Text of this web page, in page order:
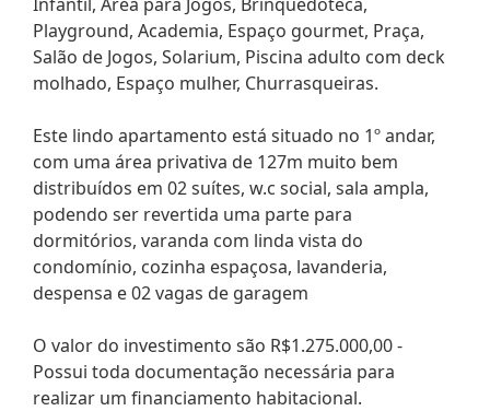
Playground, Academia, Espaço gourmet, Praça,
Salão de Jogos, Solarium, Piscina adulto com deck
molhado, Espaço mulher, Churrasqueiras.
Este lindo apartamento está situado no 1º andar,
com uma área privativa de 127m muito bem
distribuídos em 02 suítes, w.c social, sala ampla,
podendo ser revertida uma parte para
dormitórios, varanda com linda vista do
condomínio, cozinha espaçosa, lavanderia,
despensa e 02 vagas de garagem
O valor do investimento são R$1.275.000,00 -
Possui toda documentação necessária para
realizar um financiamento habitacional.